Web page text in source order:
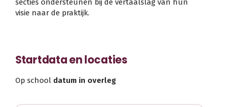
secties ondersteunen bij de vertaalslag van hun
visie naar de praktijk.
Startdata en locaties
Op school datum in overleg